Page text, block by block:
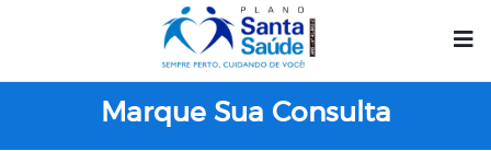
Marque Sua Consulta